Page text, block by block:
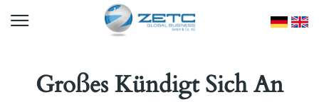
Großes Kündigt Sich An